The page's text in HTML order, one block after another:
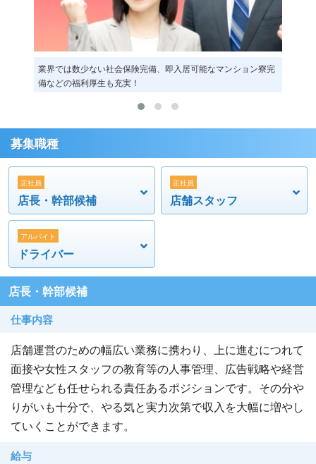
創業37年の間に培った経営ノウハウで、業界未経験の方で
も安心して働くことが出来ます。
を目指せます！
やりたいことを思いのまま叶える環境ではないかと自負し
ています！
気になる方は私たちと是非一緒に挑戦してみませんか？
皆様からのお問合せ、お待ちしています。
業界では数少ない社会保険完備、即入居可能なマンション寮完
備などの福利厚生も充実！
募集職種
正社員
店長・幹部候補
正社員
店舗スタッフ
アルバイト
ドライバー
店長・幹部候補
仕事内容
店舗運営のための幅広い業務に携わり、上に進むにつれて
面接や女性スタッフの教育等の人事管理、広告戦略や経営
管理なども任せられる責任あるポジションです。その分や
りがいも十分で、やる気と実力次第で収入を大幅に増やし
ていくことができます。
給与